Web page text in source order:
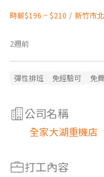
時薪$196 ~ $210 / 新竹市
2週前
彈性排班 免經驗可 免
公司名稱
全家大湖重機店
打工內容